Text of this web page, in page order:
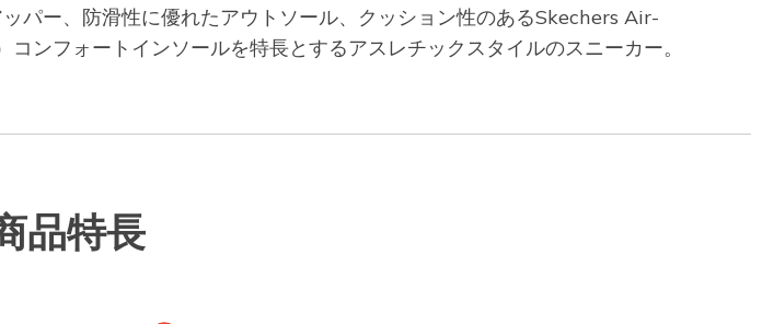
パー、防滑性に優れたアウトソール、クッション性のあるSkechers Air-
フォートインソールを特長とするアスレチックスタイルのスニーカー。
品特長